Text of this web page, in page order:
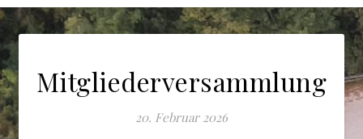
Mitgliederversammlung
20. Februar 2026